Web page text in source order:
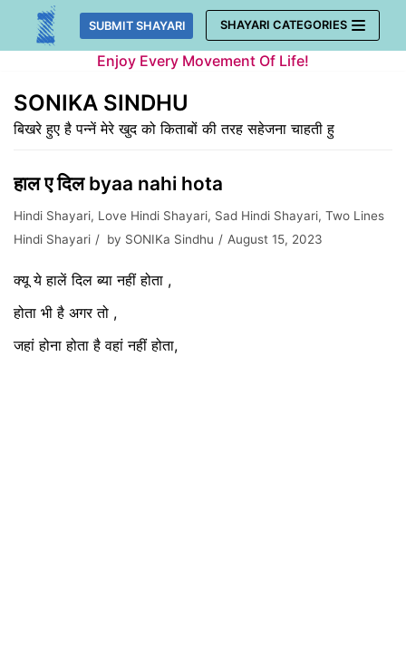
Skip
SUBMIT SHAYARI SHAYARI CATEGORIES
Enjoy Every Movement Of Life!
SONIKA SINDHU
बिखरे हुए है पन्नें मेरे खुद को किताबों की तरह सहेजना चाहती हु
हाल ए दिल byaa nahi hota
Hindi Shayari, Love Hindi Shayari, Sad Hindi Shayari, Two Lines
Hindi Shayari
by SONIKa Sindhu August 15, 2023
क्यू ये हालें दिल ब्या नहीं होता ,
होता भी है अगर तो ,
जहां होना होता है वहां नहीं होता,